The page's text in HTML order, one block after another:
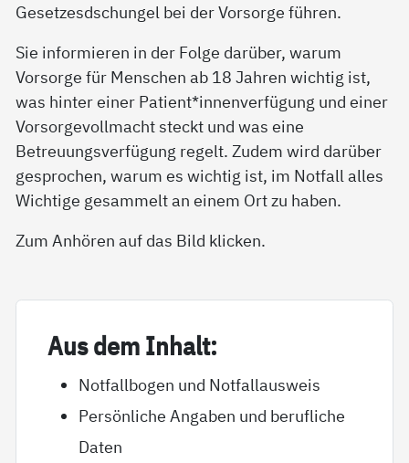
Gesetzesdschungel bei der Vorsorge führen.
Sie informieren in der Folge darüber, warum
Vorsorge für Menschen ab 18 Jahren wichtig ist,
was hinter einer Patient*innenverfügung und einer
Vorsorgevollmacht steckt und was eine
Betreuungsverfügung regelt. Zudem wird darüber
gesprochen, warum es wichtig ist, im Notfall alles
Wichtige gesammelt an einem Ort zu haben.
Zum Anhören auf das Bild klicken.
Aus dem In­halt:
Notfallbogen und Notfallausweis
Persönliche Angaben und berufliche
Daten